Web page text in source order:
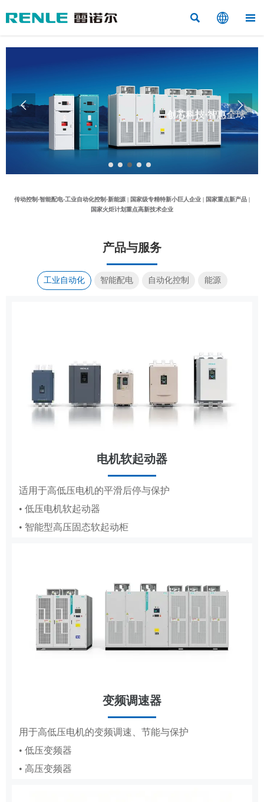
  
创芯科技·智惠全球
科技赋能·工业控制系统解决方案集成商
 
传动控制·智能配电·工业自动化控制·新能源 | 国家级专精特新小巨人企业 | 国家重点新产品 |
国家火炬计划重点高新技术企业
产品与服务
工业自动化 智能配电 自动化控制 能源
电机软起动器
适用于高低压电机的平滑后停与保护
• 低压电机软起动器
• 智能型高压固态软起动柜
变频调速器
用于高低压电机的变频调速、节能与保护
• 低压变频器
• 高压变频器
成套电器
高低压成套配电柜体，适配工厂、电网、新能源多场
景配电
• 低压成套
传动控制
覆盖造纸、复卷、轧钢全场景传动控制系统
• 造纸机传动控制系统
• 复卷机传动控制系统
DCS
适配纸浆造纸、水利工程的集散控制系统
• 纸浆造纸DCS
集装箱式储能系统
标准化集成储能，适配大型电站储能场景
分布式储能，满足企业峰谷节电需求